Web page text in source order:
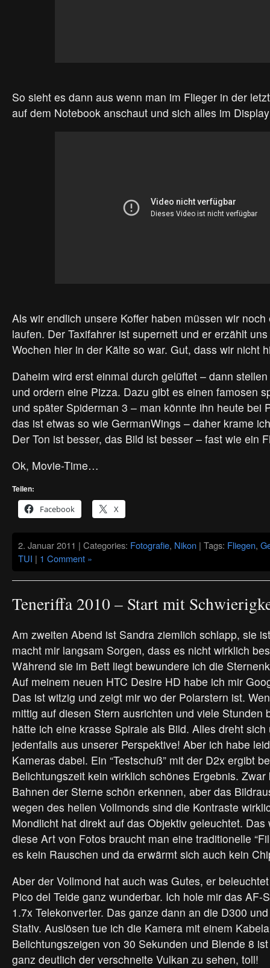
So sieht es dann aus wenn man im Flieger in der
auf dem Notebook anschaut und sich alles im
Als wir endlich unsere Koffer haben müssen wir noch
laufen. Der Taxifahrer ist supernett und er erzählt
Wochen hier in der Kälte so war. Gut, dass wir nicht
Daheim wird erst einmal durch gelüftet – dann
und ordern eine Pizza. Dazu gibt es einen famosen
und später Spiderman 3 – man könnte ihn heute bei
das ist etwas so wie GermanWings – daher krame
Der Ton ist besser, das Bild ist besser – fast wie ein
Ok, Movie-Time…
Teilen:
Facebook
X
2. Januar 2011 | Categories: Fotografie, Nikon | Tags: Fliegen,
TUI | 1 Comment »
Teneriffa 2010 – Start mit
Am zweiten Abend ist Sandra ziemlich schlapp, sie
macht mir langsam Sorgen, dass es nicht wirklich
Während sie im Bett liegt bewundere ich die
Auf meinem neuen HTC Desire HD habe ich mir
Das ist witzig und zeigt mir wo der Polarstern ist.
mittig auf diesen Stern ausrichten und viele Stunden
hätte ich eine krasse Spirale als Bild. Alles dreht
jedenfalls aus unserer Perspektive! Aber ich habe
Kameras dabei. Ein “Testschuß” mit der D2x ergibt
Belichtungszeit kein wirklich schönes Ergebnis.
Bahnen der Sterne schön erkennen, aber das
wegen des hellen Vollmonds sind die Kontraste
Mondlicht hat direkt auf das Objektiv geleuchtet.
diese Art von Fotos braucht man eine traditionelle
es kein Rauschen und da erwärmt sich auch kein
Aber der Vollmond hat auch was Gutes, er
Pico del Teide ganz wunderbar. Ich hole mir das AF-
1.7x Telekonverter. Das ganze dann an die D300
Stativ. Auslösen tue ich die Kamera mit einem
Belichtungszeigen von 30 Sekunden und Blende 8
ganz deutlich der verschneite Vulkan zu sehen, toll!